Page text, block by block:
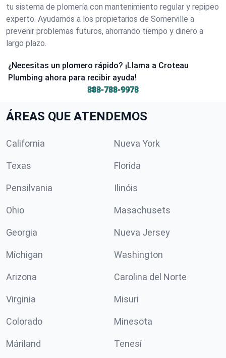
tu sistema de plomería con mantenimiento regular y repipeo
experto. Ayudamos a los propietarios de Somerville a
prevenir problemas futuros, ahorrando tiempo y dinero a
largo plazo.
¿Necesitas un plomero rápido? ¡Llama a Croteau
Plumbing ahora para recibir ayuda!
888-788-9978
ÁREAS QUE ATENDEMOS
California Nueva York
Texas Florida
Pensilvania Ilinóis
Ohio Masachusets
Georgia Nueva Jersey
Míchigan Washington
Arizona Carolina del Norte
Virginia Misuri
Colorado Minesota
Máriland Tenesí